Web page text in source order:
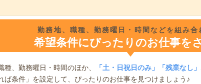
勤務地、職種、勤務曜日・時間などを組み合
希望条件にぴったりのお仕事を
種、勤務曜日・時間のほか、 「土・日祝日のみ」「残業なし」
ば条件」を設定して、ぴったりのお仕事を見つけましょう♪